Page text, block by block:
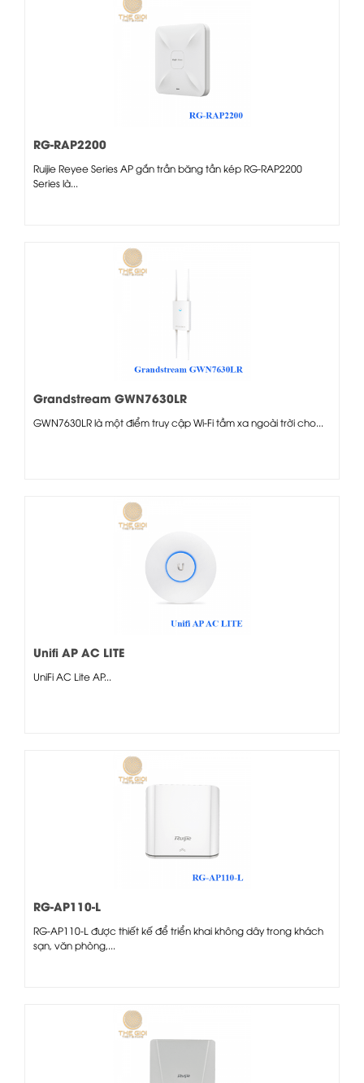
RG-RAP2200
Ruijie Reyee Series AP gắn trần băng tần kép RG-RAP2200
Series là...
Grandstream GWN7630LR
GWN7630LR là một điểm truy cập Wi-Fi tầm xa ngoài trời cho...
Unifi AP AC LITE
UniFi AC Lite AP...
RG-AP110-L
RG-AP110-L được thiết kế để triển khai không dây trong khách
sạn, văn phòng,...